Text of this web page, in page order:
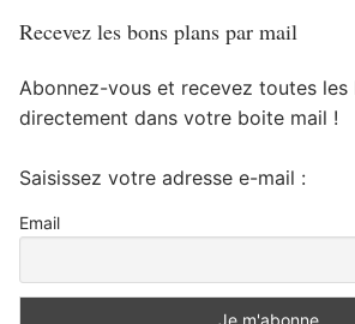
Recevez les bons plans par mail
Abonnez-vous et recevez toutes les
directement dans votre boite mail !
Saisissez votre adresse e-mail :
Email